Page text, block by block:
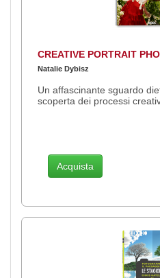
CREATIVE PORTRAIT
Natalie Dybisz
Un affascinante sguardo
scoperta dei processi
Acquista